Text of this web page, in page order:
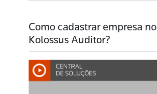
Como cadastrar empresa no
Kolossus Auditor?